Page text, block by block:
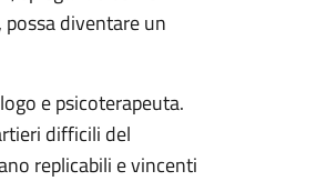
diventare un
e psicoterapeuta.
difficili del
replicabili e vincenti